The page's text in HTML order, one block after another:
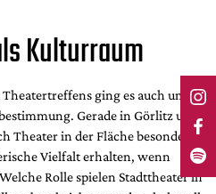
Kulturraum
ging es auch um
Gerade in Görlitz und
Theater in der Fläche besonders
Vielfalt erhalten, wenn
Rolle spielen Stadttheater in